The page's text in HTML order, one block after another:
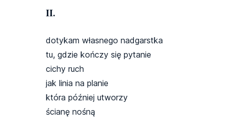
II.
dotykam własnego nadgarstka
tu, gdzie kończy się pytanie
cichy ruch
jak linia na planie
która później utworzy
ścianę nośną